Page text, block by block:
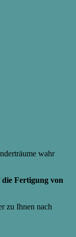
wahr
die Fertigung von
zu Ihnen nach